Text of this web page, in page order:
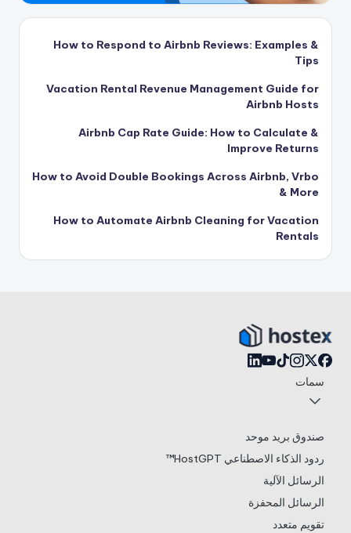
How to Respond to Airbnb Reviews: Examples &
Tips
Vacation Rental Revenue Management Guide for
Airbnb Hosts
Airbnb Cap Rate Guide: How to Calculate &
Improve Returns
How to Avoid Double Bookings Across Airbnb, Vrbo
& More
How to Automate Airbnb Cleaning for Vacation
Rentals
سمات
صندوق بريد موحد
ردود الذكاء الاصطناعي HostGPT™
الرسائل الآلية
الرسائل المحفزة
تقويم متعدد